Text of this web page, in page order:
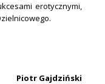
erotycznymi,
Piotr Gajdziński